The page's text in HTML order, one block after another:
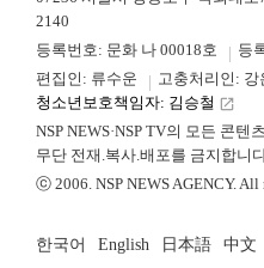
2140
등록번호: 문화 나 00018호
등
편집인: 류수운
고충처리인: 강
청소년보호책임자: 김승철 launch
NSP NEWS·NSP TV의 모든 콘
무단 전재.복사.배포를 금지합니
ⓒ 2006. NSP NEWS AGENCY. All
한국어 English 日本語 中文